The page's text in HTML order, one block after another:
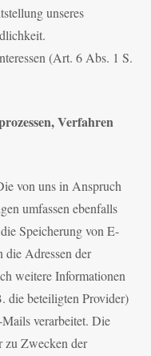
unseres
(Art. 6 Abs. 1 S.
Verfahren
von uns in Anspruch
umfassen ebenfalls
Speicherung von E-
Adressen der
weitere Informationen
die beteiligten Provider)
verarbeitet. Die
zu Zwecken der